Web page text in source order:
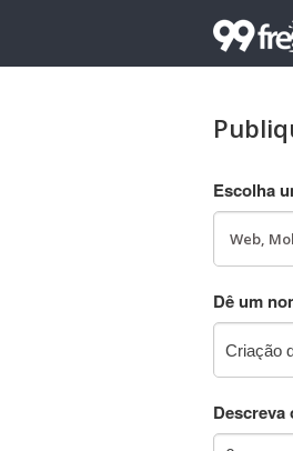
Escolha
Dê um
Descreva